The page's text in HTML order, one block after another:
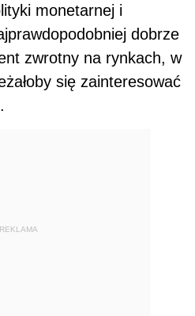
monetarnej i
dobrze
zwrotny na rynkach, w
się zainteresować
REKLAMA